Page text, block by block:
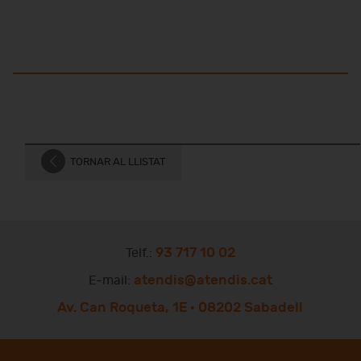
TORNAR AL LLISTAT
Telf.: 93 717 10 02
E-mail: atendis@atendis.cat
Av. Can Roqueta, 1E · 08202 Sabadell